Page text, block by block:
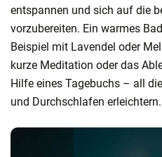
entspannen und sich auf die
vorzubereiten. Ein warmes
Beispiel mit Lavendel oder
kurze Meditation oder das
Hilfe eines Tagebuchs – all
und Durchschlafen erleichtern.